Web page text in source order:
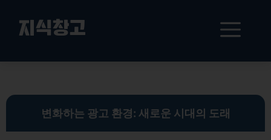
뛰
지식창고
메
뉴
변화하는 광고 환경: 새로운 시대의 도래